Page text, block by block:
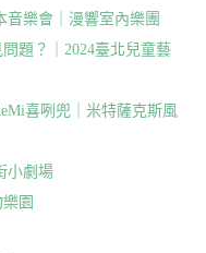
樂會｜漫響室內樂團
題？｜2024臺北兒童藝
喜咧兜｜米特薩克斯風
小劇場
園